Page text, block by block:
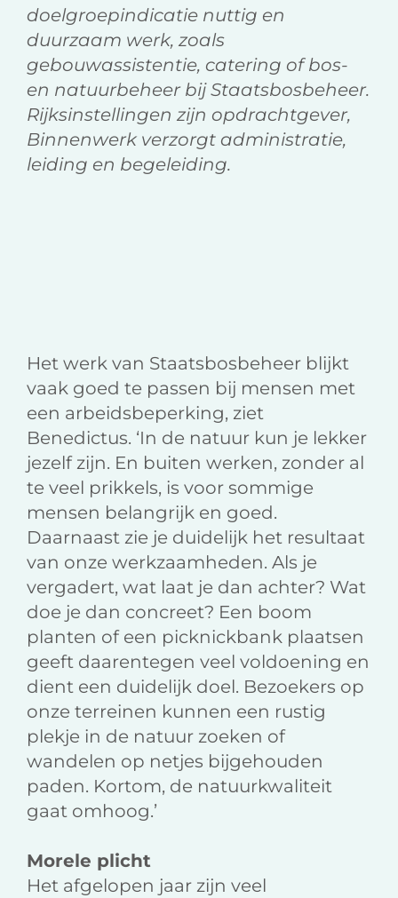
doelgroepindicatie nuttig en
duurzaam werk, zoals
gebouwassistentie, catering of bos-
en natuurbeheer bij Staatsbosbeheer.
Rijksinstellingen zijn opdrachtgever,
Binnenwerk verzorgt administratie,
leiding en begeleiding.
Het werk van Staatsbosbeheer blijkt
vaak goed te passen bij mensen met
een arbeidsbeperking, ziet
Benedictus. ‘In de natuur kun je lekker
jezelf zijn. En buiten werken, zonder al
te veel prikkels, is voor sommige
mensen belangrijk en goed.
Daarnaast zie je duidelijk het resultaat
van onze werkzaamheden. Als je
vergadert, wat laat je dan achter? Wat
doe je dan concreet? Een boom
planten of een picknickbank plaatsen
geeft daarentegen veel voldoening en
dient een duidelijk doel. Bezoekers op
onze terreinen kunnen een rustig
plekje in de natuur zoeken of
wandelen op netjes bijgehouden
paden. Kortom, de natuurkwaliteit
gaat omhoog.’
Morele plicht
Het afgelopen jaar zijn veel